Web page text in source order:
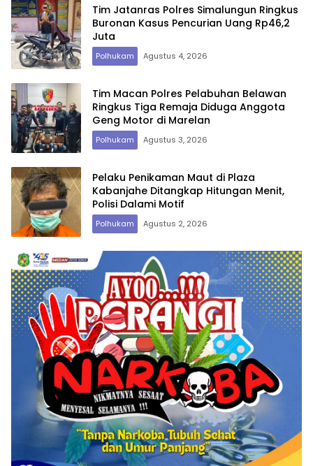
Tim Jatanras Polres Simalungun Ringkus
Buronan Kasus Pencurian Uang Rp46,2
Juta
Polhukam Agustus 4, 2026
Tim Macan Polres Pelabuhan Belawan
Ringkus Tiga Remaja Diduga Anggota
Geng Motor di Marelan
Polhukam Agustus 3, 2026
Pelaku Penikaman Maut di Plaza
Kabanjahe Ditangkap Hitungan Menit,
Polisi Dalami Motif
Polhukam Agustus 2, 2026